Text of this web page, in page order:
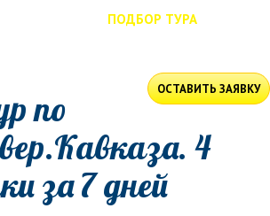
ПОДБОР ТУРА
ОСТАВИТЬ ЗАЯВКУ
по
4
за 7 днейДаты